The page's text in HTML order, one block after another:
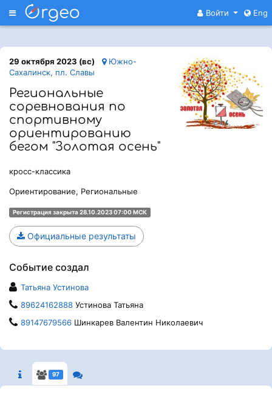
Меню Войти Eng
29 октября 2023 (вс)
Южно-
Сахалинск, пл. Славы
Региональные
соревнования по
спортивному
ориентированию
бегом "Золотая осень"
кросс-классика
Ориентирование, Региональные
Регистрация закрыта 28.10.2023 07:00 МСК
Официальные результаты
Событие создал
Татьяна Устинова
89624162888 Устинова Татьяна
89147679566 Шинкарев Валентин Николаевич
97